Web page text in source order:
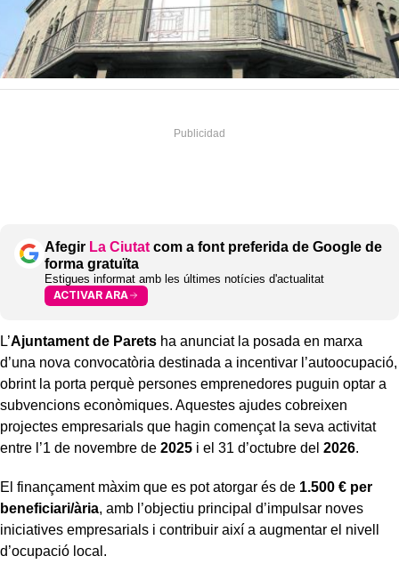
Afegir La Ciutat com a font preferida de Google de
forma gratuïta
Estigues informat amb les últimes notícies d'actualitat
ACTIVAR ARA
L’Ajuntament de Parets ha anunciat la posada en marxa
d’una nova convocatòria destinada a incentivar l’autoocupació,
obrint la porta perquè persones emprenedores puguin optar a
subvencions econòmiques. Aquestes ajudes cobreixen
projectes empresarials que hagin començat la seva activitat
entre l’1 de novembre de 2025 i el 31 d’octubre del 2026.
El finançament màxim que es pot atorgar és de 1.500 € per
beneficiari/ària, amb l’objectiu principal d’impulsar noves
iniciatives empresarials i contribuir així a augmentar el nivell
d’ocupació local.